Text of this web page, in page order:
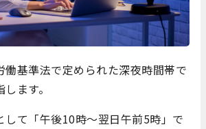
働基準法で定められた深夜時間帯で
ます。
して「午後10時～翌日午前5時」で